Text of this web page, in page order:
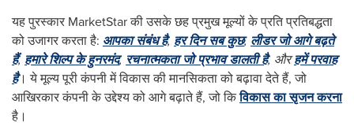
यह पुरस्कार MarketStar की उसके छह प्रमुख मूल्यों के प्रति प्रतिबद्धता
को उजागर करता है: आपका संबंध है, हर दिन सब कुछ, लीडर जो आगे बढ़ते
हैं,हमारे शिल्प के हुनरमंद, रचनात्मकता जो प्रभाव डालती है, औरहमें परवाह
है। ये मूल्य पूरी कंपनी में विकास की मानसिकता को बढ़ावा देते हैं, जो
आखिरकार कंपनी के उद्देश्य को आगे बढ़ाते हैं, जो किविकास का सृजन करना
है।